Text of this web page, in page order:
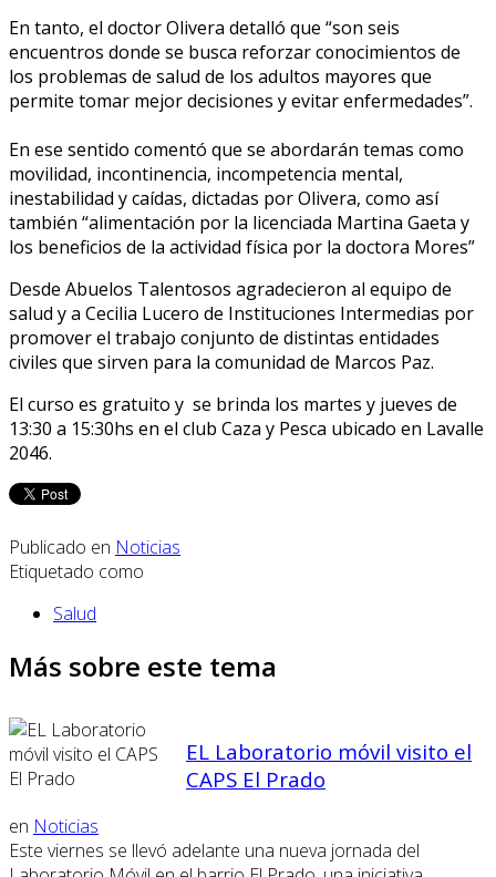
En tanto, el doctor Olivera detalló que “son seis
encuentros donde se busca reforzar conocimientos de
los problemas de salud de los adultos mayores que
permite tomar mejor decisiones y evitar enfermedades”.
En ese sentido comentó que se abordarán temas como
movilidad, incontinencia, incompetencia mental,
inestabilidad y caídas, dictadas por Olivera, como así
también “alimentación por la licenciada Martina Gaeta y
los beneficios de la actividad física por la doctora Mores”
Desde Abuelos Talentosos agradecieron al equipo de
salud y a Cecilia Lucero de Instituciones Intermedias por
promover el trabajo conjunto de distintas entidades
civiles que sirven para la comunidad de Marcos Paz.
El curso es gratuito y se brinda los martes y jueves de
13:30 a 15:30hs en el club Caza y Pesca ubicado en Lavalle
2046.
Publicado en Noticias
Etiquetado como
Salud
Más sobre este tema
EL Laboratorio móvil visito el
CAPS El Prado
en Noticias
Este viernes se llevó adelante una nueva jornada del